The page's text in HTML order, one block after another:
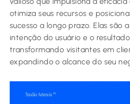
otimiza seus recursos e
sucesso a longo prazo. Elas são
intenção do usuário e o
transformando visitantes em
expandindo o alcance do seu